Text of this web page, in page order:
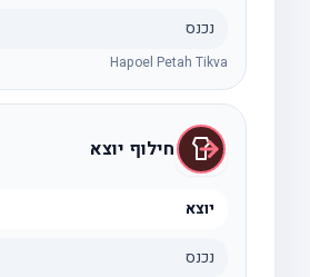
נכנס
Hapoel Petah Tikva
חילוף יוצא
יוצא
נכנס